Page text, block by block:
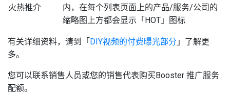
火热推介
内，在每个列表页面上的产品/服务/公司的
缩略图上方都会显示「HOT」图标
有关详细资料，请到「DIY视频的付费曝光部分 」了解更
多。
您可以联系销售人员或您的销售代表购买Booster 推广服务
配额。